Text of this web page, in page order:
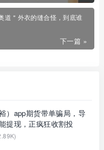
道＂外衣的缝合怪，到底谁
下一篇 »
）app期货带单骗局，导
提现，正疯狂收割投